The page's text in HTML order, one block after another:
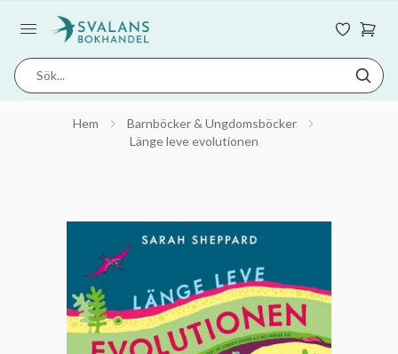
Hem
Barnböcker & Ungdomsböcker
Länge leve evolutionen